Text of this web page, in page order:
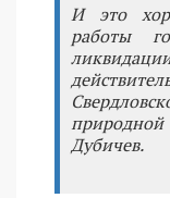
И это
работы
Дубичев.